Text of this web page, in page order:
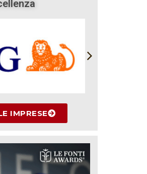
IMPRESE